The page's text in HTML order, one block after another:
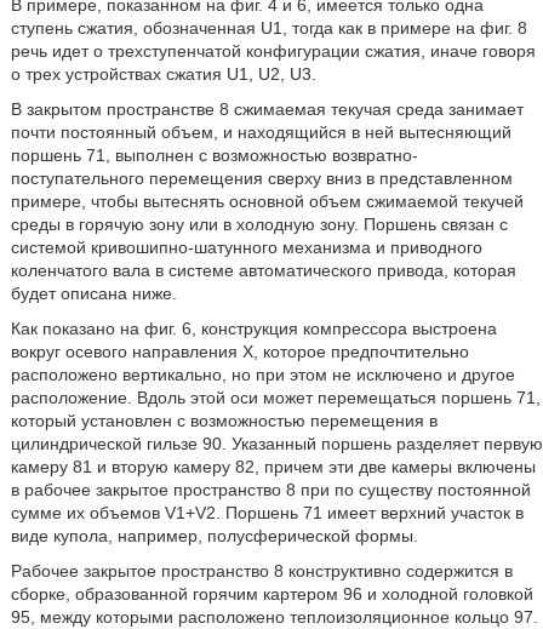
В примере, показанном на фиг. 4 и 6, имеется только одна
ступень сжатия, обозначенная U1, тогда как в примере на фиг. 8
речь идет о трехступенчатой конфигурации сжатия, иначе говоря
о трех устройствах сжатия U1, U2, U3.
В закрытом пространстве 8 сжимаемая текучая среда занимает
почти постоянный объем, и находящийся в ней вытесняющий
поршень 71, выполнен с возможностью возвратно-
поступательного перемещения сверху вниз в представленном
примере, чтобы вытеснять основной объем сжимаемой текучей
среды в горячую зону или в холодную зону. Поршень связан с
системой кривошипно-шатунного механизма и приводного
коленчатого вала в системе автоматического привода, которая
будет описана ниже.
Как показано на фиг. 6, конструкция компрессора выстроена
вокруг осевого направления Х, которое предпочтительно
расположено вертикально, но при этом не исключено и другое
расположение. Вдоль этой оси может перемещаться поршень 71,
который установлен с возможностью перемещения в
цилиндрической гильзе 90. Указанный поршень разделяет первую
камеру 81 и вторую камеру 82, причем эти две камеры включены
в рабочее закрытое пространство 8 при по существу постоянной
сумме их объемов V1+V2. Поршень 71 имеет верхний участок в
виде купола, например, полусферической формы.
Рабочее закрытое пространство 8 конструктивно содержится в
сборке, образованной горячим картером 96 и холодной головкой
95, между которыми расположено теплоизоляционное кольцо 97.